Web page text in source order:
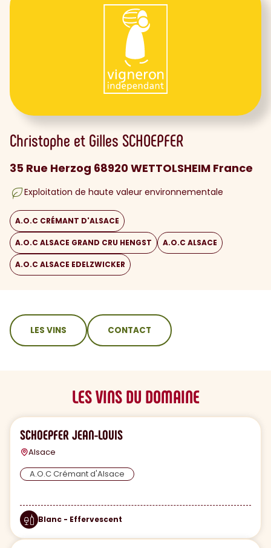
Christophe et Gilles SCHOEPFER
35 Rue Herzog 68920 WETTOLSHEIM France
Exploitation de haute valeur environnementale
A.O.C CRÉMANT D'ALSACE
A.O.C ALSACE GRAND CRU HENGST A.O.C ALSACE
A.O.C ALSACE EDELZWICKER
sommaire
LES VINS CONTACT
LES VINS DU DOMAINE
SCHOEPFER JEAN-LOUIS
Alsace
A.O.C Crémant d'Alsace
Blanc - Effervescent